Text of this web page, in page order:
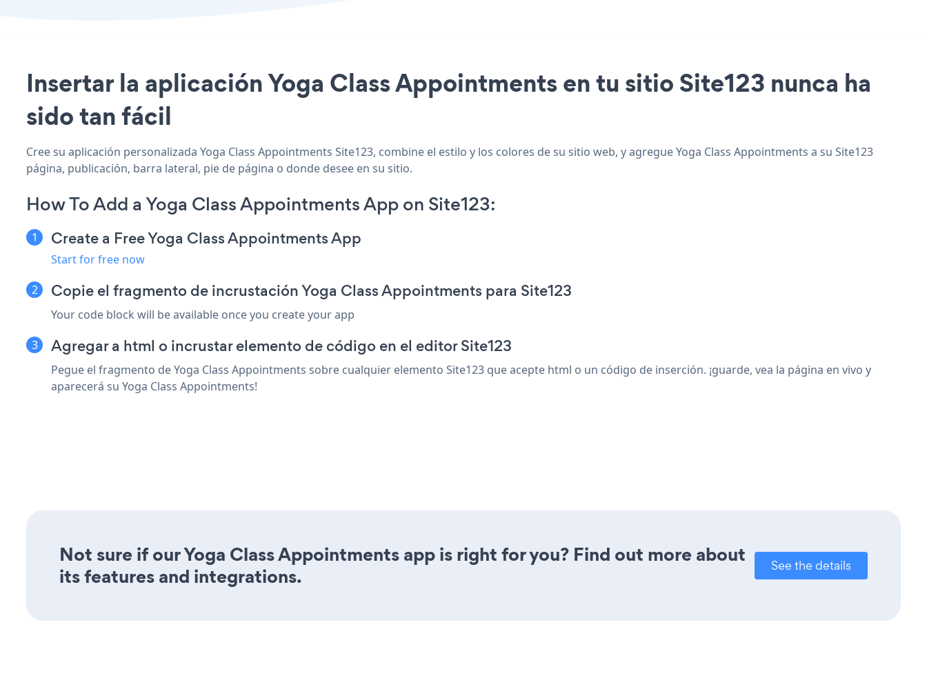
Insertar la aplicación Yoga Class Appointments en tu sitio Site123 nunca ha
sido tan fácil
Cree su aplicación personalizada Yoga Class Appointments Site123, combine el estilo y los colores de su sitio web, y agregue Yoga Class Appointments a su Site123
página, publicación, barra lateral, pie de página o donde desee en su sitio.
How To Add a Yoga Class Appointments App on Site123:
Create a Free Yoga Class Appointments App
Start for free now
Copie el fragmento de incrustación Yoga Class Appointments para Site123
Your code block will be available once you create your app
Agregar a html o incrustar elemento de código en el editor Site123
Pegue el fragmento de Yoga Class Appointments sobre cualquier elemento Site123 que acepte html o un código de inserción. ¡guarde, vea la página en vivo y
aparecerá su Yoga Class Appointments!
Not sure if our Yoga Class Appointments app is right for you? Find out more about
its features and integrations.
See the details